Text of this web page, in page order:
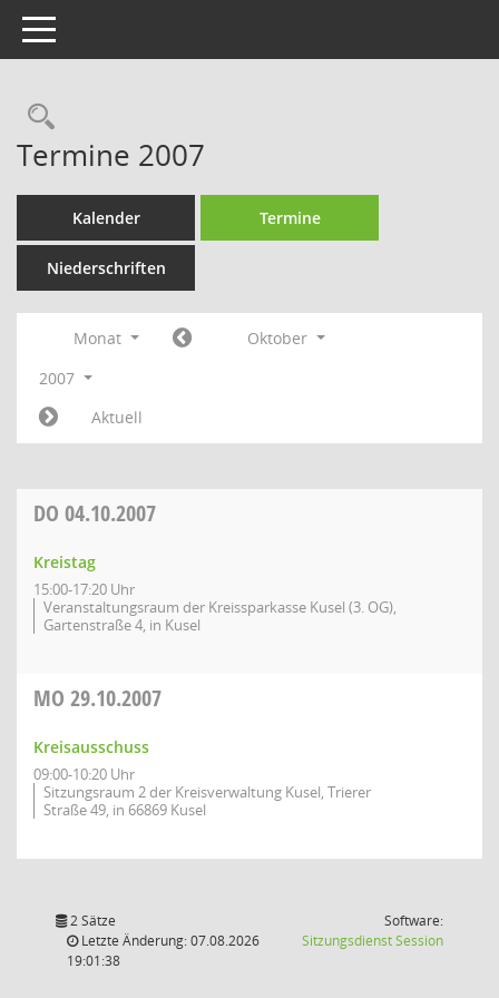
Toggle navigation
Rechercheauswahl
Termine 2007
Kalender Termine
Niederschriften
Monat
Oktober
2007
Aktuell
DO 04.10.2007
Kreistag
15:00-17:20 Uhr
Veranstaltungsraum der Kreissparkasse Kusel (3. OG),
Gartenstraße 4, in Kusel
MO 29.10.2007
Kreisausschuss
09:00-10:20 Uhr
Sitzungsraum 2 der Kreisverwaltung Kusel, Trierer
Straße 49, in 66869 Kusel
2 Sätze
Letzte Änderung: 07.08.2026
19:01:38
Software:
SitzungsdienstSession(Wird in